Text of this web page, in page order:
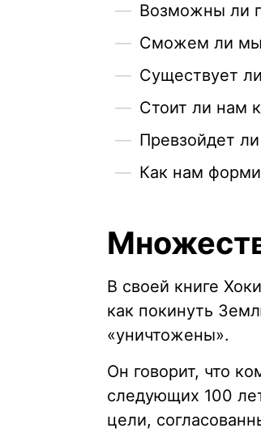
Возможны ли
Сможем ли мы
Существует
Стоит ли нам
Превзойдет
Как нам
В своей книге
как покинуть
«уничтожены».
Он говорит, что
следующих 100
цели,